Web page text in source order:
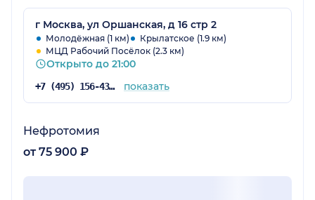
г Москва, ул Оршанская, д 16 стр 2
Молодёжная (1 км)
Крылатское (1.9 км)
МЦД Рабочий Посёлок (2.3 км)
Открыто до 21:00
+7 (495) 156-43-16 показать
Нефротомия
от 75 900 ₽